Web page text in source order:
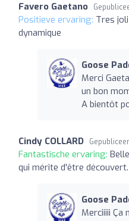
Favero Gaetano
Positieve ervaring: Tres
dynamique
Goose
Merci
un bon
A bientôt
Cindy COLLARD
Fantastische ervaring:
qui mérite d'être découvert.
Goose
Merciiiii Ça